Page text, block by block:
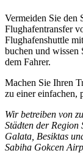
Vermeiden Sie den
Flughafentransfer
Flughafenshuttle
buchen und wissen
dem Fahrer.
Machen Sie Ihren
zu einer einfachen,
Wir betreiben von
Städten der Region
Galata, Besiktas
Sabiha Gokcen